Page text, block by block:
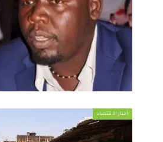
أخبار الاقتصاد